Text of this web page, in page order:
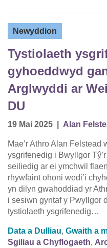
Newyddion
Tystiolaeth
gyhoeddwyd
Arglwyddi ar
DU
19 Mai 2025 Alan
Mae’r Athro Alan Felstead
ysgrifenedig i Bwyllgor
seiliedig ar ei ymchwil
rhywfaint ohoni wedi’i
yn dilyn gwahoddiad yr
i sesiwn gyntaf y Pwyllgor
tystiolaeth ysgrifenedig…
Data a Dulliau, Gwaith a
Sgiliau a Chyflogaeth,